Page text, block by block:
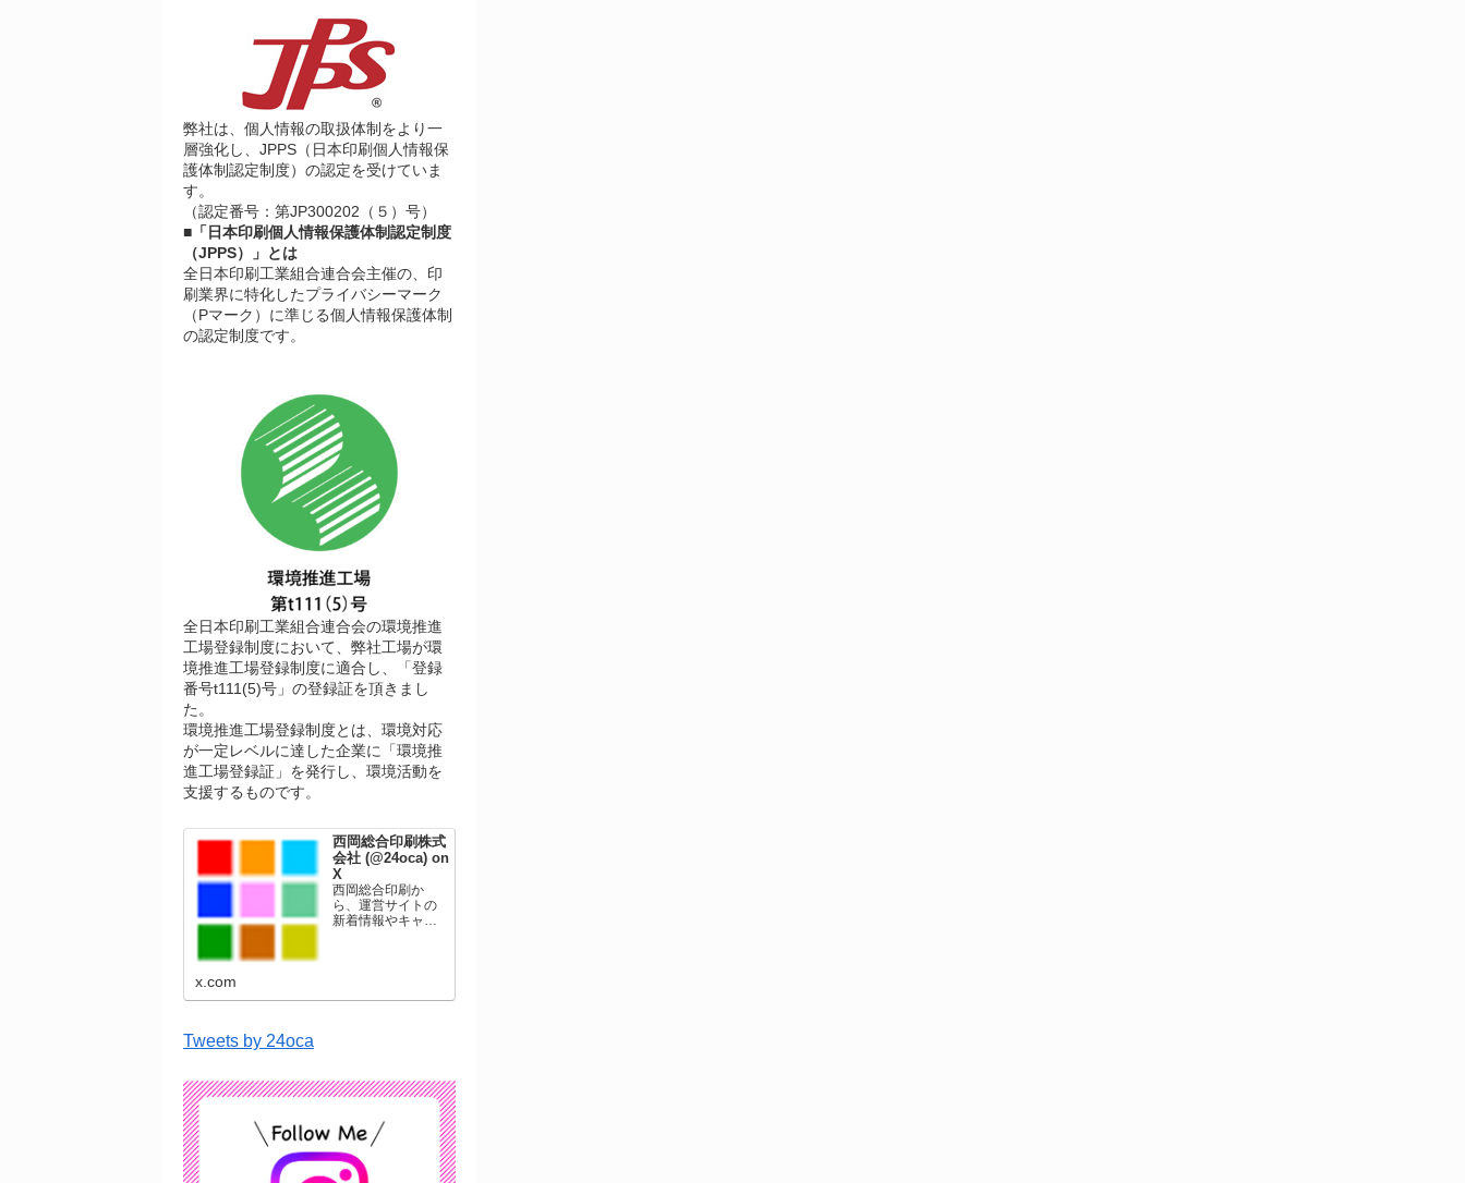
弊社は、個人情報の取扱体制をより一
層強化し、JPPS（日本印刷個人情報保
護体制認定制度）の認定を受けていま
す。
（認定番号：第JP300202（５）号）
■「日本印刷個人情報保護体制認定制度
（JPPS）」とは
全日本印刷工業組合連合会主催の、印
刷業界に特化したプライバシーマーク
（Pマーク）に準じる個人情報保護体制
の認定制度です。
全日本印刷工業組合連合会の環境推進
工場登録制度において、弊社工場が環
境推進工場登録制度に適合し、「登録
番号t111(5)号」の登録証を頂きまし
た。
環境推進工場登録制度とは、環境対応
が一定レベルに達した企業に「環境推
進工場登録証」を発行し、環境活動を
支援するものです。
西岡総合印刷株式
会社 (@24oca) on
X
西岡総合印刷か
ら、運営サイトの
新着情報やキャン
ています。
x.com
Tweets by 24oca